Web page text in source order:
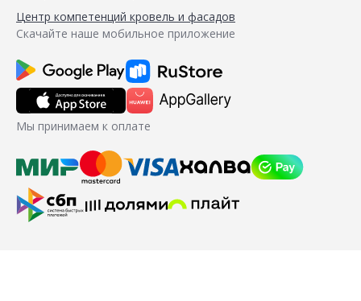
Центр компетенций кровель и фасадов
Скачайте наше мобильное приложение
Мы принимаем к оплате